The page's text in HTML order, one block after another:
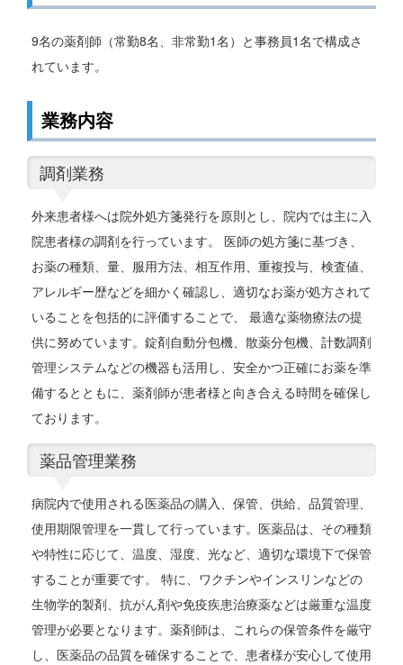
9名の薬剤師（常勤8名、非常勤1名）と事務員1名で構成さ
れています。
業務内容
調剤業務
外来患者様へは院外処方箋発行を原則とし、院内では主に入
院患者様の調剤を行っています。 医師の処方箋に基づき、
お薬の種類、量、服用方法、相互作用、重複投与、検査値、
アレルギー歴などを細かく確認し、適切なお薬が処方されて
いることを包括的に評価することで、 最適な薬物療法の提
供に努めています。錠剤自動分包機、散薬分包機、計数調剤
管理システムなどの機器も活用し、安全かつ正確にお薬を準
備するとともに、薬剤師が患者様と向き合える時間を確保し
ております。
薬品管理業務
病院内で使用される医薬品の購入、保管、供給、品質管理、
使用期限管理を一貫して行っています。医薬品は、その種類
や特性に応じて、温度、湿度、光など、適切な環境下で保管
することが重要です。 特に、ワクチンやインスリンなどの
生物学的製剤、抗がん剤や免疫疾患治療薬などは厳重な温度
管理が必要となります。薬剤師は、これらの保管条件を厳守
し、医薬品の品質を確保することで、患者様が安心して使用